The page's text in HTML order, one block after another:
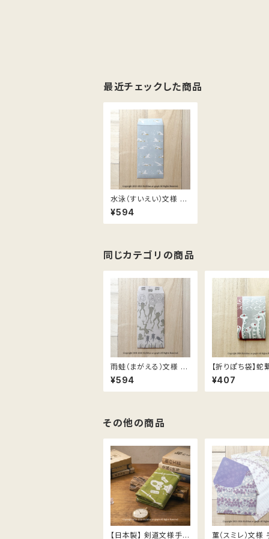
最近チェックした商品
水泳（すいえい）文様 お
札（紙幣）サイズのハン
ドメイド封筒／3枚入
¥594
同じカテゴリの商品
雨蛙（まがえる）文様 お
札（紙幣）サイズのハン
ドメイド封筒／3枚入
¥594
【折りぽち袋】蛇
つなぎ）文様／２
¥407
その他の商品
【日本製】 剣道文様手ぬ 菫（スミレ）文様